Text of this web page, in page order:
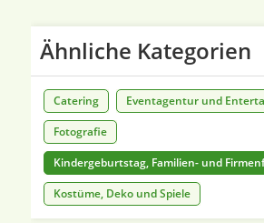
Ähnliche Kategorien
Catering
Eventagentur und
Fotografie
Kindergeburtstag, Familien- und
Kostüme, Deko und Spiele